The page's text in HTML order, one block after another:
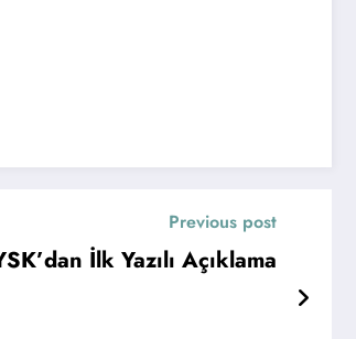
Previous post
İlk Yazılı Açıklama